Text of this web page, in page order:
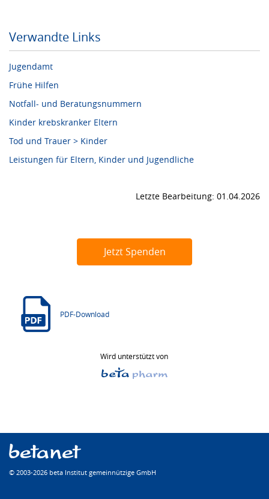
Verwandte Links
Jugendamt
Frühe Hilfen
Notfall- und Beratungsnummern
Kinder krebskranker Eltern
Tod und Trauer > Kinder
Leistungen für Eltern, Kinder und Jugendliche
Letzte Bearbeitung: 01.04.2026
Jetzt Spenden
PDF-Download
Wird unterstützt von
© 2003-2026 beta Institut gemeinnützige GmbH